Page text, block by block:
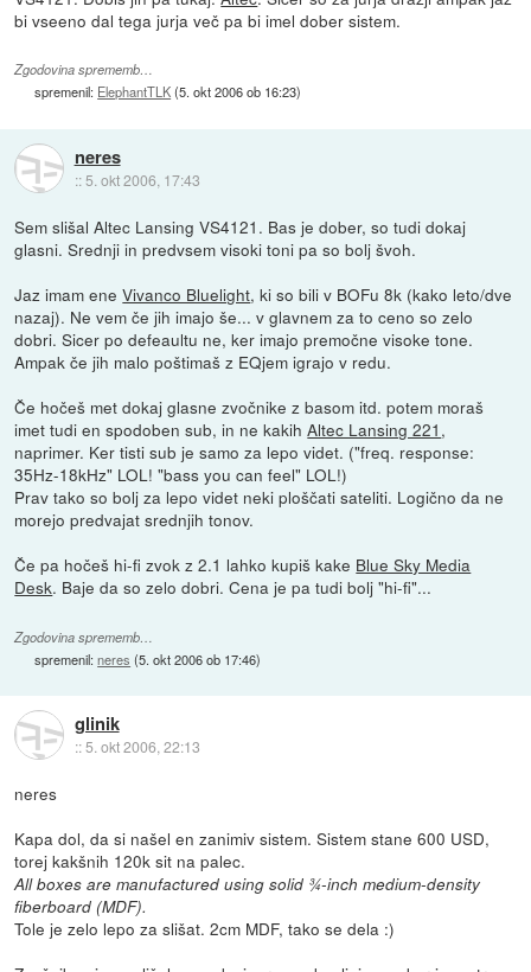
bi vseeno dal tega jurja več pa bi imel dober sistem.
Zgodovina sprememb…
spremenil: ElephantTLK(5. okt 2006 ob 16:23)
neres
:: 5. okt 2006, 17:43
Sem slišal Altec Lansing VS4121. Bas je dober, so tudi dokaj
glasni. Srednji in predvsem visoki toni pa so bolj švoh.
Jaz imam eneVivanco Bluelight, ki so bili v BOFu 8k (kako leto/dve
nazaj). Ne vem če jih imajo še... v glavnem za to ceno so zelo
dobri. Sicer po defeaultu ne, ker imajo premočne visoke tone.
Ampak če jih malo poštimaš z EQjem igrajo v redu.
Če hočeš met dokaj glasne zvočnike z basom itd. potem moraš
imet tudi en spodoben sub, in ne kakihAltec Lansing 221 ,
naprimer. Ker tisti sub je samo za lepo videt. ("freq. response:
35Hz-18kHz" LOL! "bass you can feel" LOL!)
Prav tako so bolj za lepo videt neki ploščati sateliti. Logično da ne
morejo predvajat srednjih tonov.
Če pa hočeš hi-fi zvok z 2.1 lahko kupiš kake Blue Sky Media
Desk. Baje da so zelo dobri. Cena je pa tudi bolj "hi-fi"...
Zgodovina sprememb…
spremenil:neres (5. okt 2006 ob 17:46)
glinik
::5. okt 2006, 22:13
neres
Kapa dol, da si našel en zanimiv sistem. Sistem stane 600 USD,
torej kakšnih 120k sit na palec.
All boxes are manufactured using solid 3⁄4-inch medium-density
fiberboard (MDF).
Tole je zelo lepo za slišat. 2cm MDF, tako se dela :)